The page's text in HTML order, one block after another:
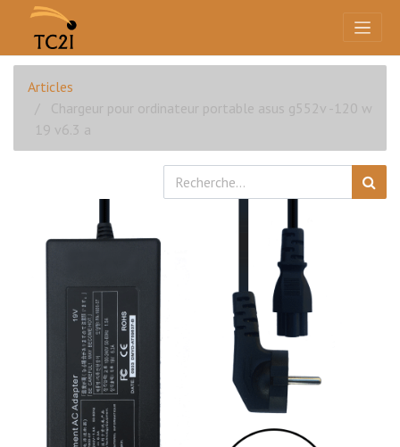
Articles
Chargeur pour ordinateur portable asus g552v -120 w
19 v6.3 a